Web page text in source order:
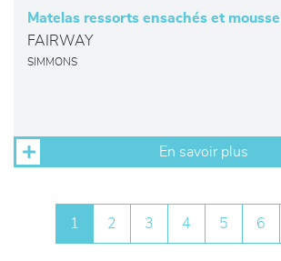
Matelas ressorts ensachés et mousse
FAIRWAY
SIMMONS
En savoir plus
1 2 3 4 5 6